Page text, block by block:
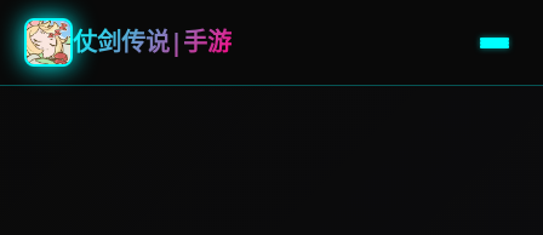
仗剑传说|手游